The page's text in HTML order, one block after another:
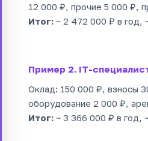
12 000 ₽, прочие 5 000 ₽,
Итог: ~ 2 472 000 ₽ в год,
Пример 2. IT-
Оклад: 150 000 ₽, взносы
оборудование 2 000 ₽,
Итог: ~ 3 366 000 ₽ в год,